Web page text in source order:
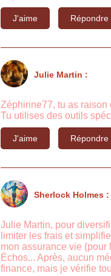
J'aime Répondre
Julie Martin :
Zéphirine77, tu as raison
Tu utilises des outils
J'aime Répondre
Sherlock Holmes :
Julie Martin, pour
limiter les frais et
mon assurance vie (pour
Échos... Après, aucun
finance, mais je vérifie